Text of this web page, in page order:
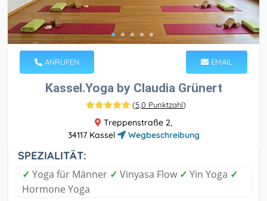
ANRUFEN EMAIL
Kassel.Yoga by Claudia Grünert
(5,0 Punktzahl)
Treppenstraße 2,
34117 Kassel
Wegbeschreibung
SPEZIALITÄT:
✓ Yoga für Männer ✓ Vinyasa Flow ✓ Yin Yoga ✓
Hormone Yoga